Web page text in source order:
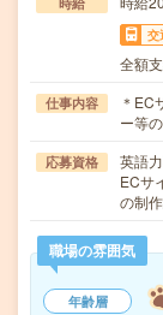
交
全額
仕事内容
＊EC
ー等
応募資格
英語
ECサ
の制
職場の雰囲気
年齢層